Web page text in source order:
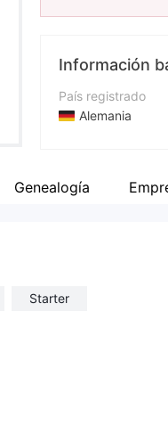
Información
País registrado
Alemania
Empresa
Genealogía
Starter